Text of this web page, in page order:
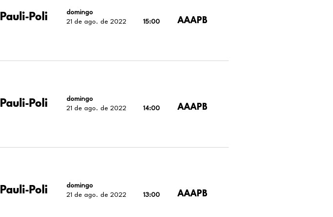
Pauli-Poli
domingo
21 de ago. de 2022
15:00 AAAPB
Pauli-Poli
domingo
21 de ago. de 2022
14:00 AAAPB
Pauli-Poli
domingo
21 de ago. de 2022
13:00 AAAPB